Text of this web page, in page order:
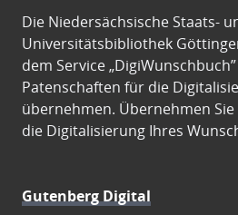
Die Niedersächsische Staats-
Universitätsbibliothek
dem Service
Patenschaften für die
übernehmen. Übernehmen
die Digitalisierung Ihres
Gutenberg Digital